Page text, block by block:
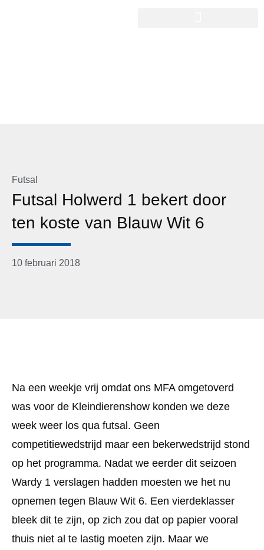
Futsal
Futsal Holwerd 1 bekert door
ten koste van Blauw Wit 6
10 februari 2018
Na een weekje vrij omdat ons MFA omgetoverd
was voor de Kleindierenshow konden we deze
week weer los qua futsal. Geen
competitiewedstrijd maar een bekerwedstrijd stond
op het programma. Nadat we eerder dit seizoen
Wardy 1 verslagen hadden moesten we het nu
opnemen tegen Blauw Wit 6. Een vierdeklasser
bleek dit te zijn, op zich zou dat op papier vooral
thuis niet al te lastig moeten zijn. Maar we